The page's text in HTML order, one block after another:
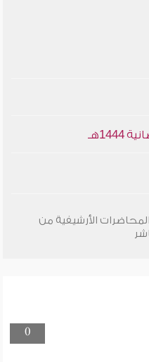
الأرشيفية من
0